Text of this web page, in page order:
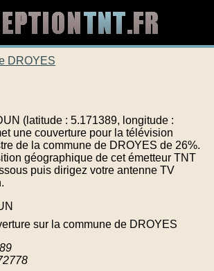
DROYES
(latitude : 5.171389, longitude :
une couverture pour la télévision
de la commune de DROYES de 26%.
géographique de cet émetteur TNT
puis dirigez votre antenne TV
sur la commune de DROYES